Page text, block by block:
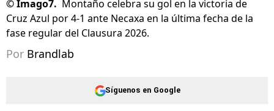
©Imago7. Montaño celebra su gol en la victoria de
Cruz Azul por 4-1 ante Necaxa en la última fecha de la
fase regular del Clausura 2026.
Por Brandlab
Síguenos en Google